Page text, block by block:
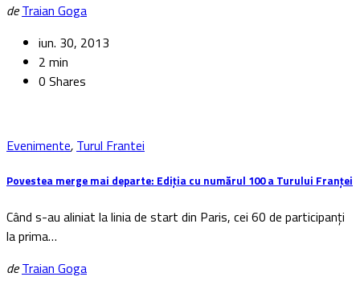
de Traian Goga
iun. 30, 2013
2 min
0 Shares
Evenimente, Turul Frantei
Povestea merge mai departe: Ediția cu numărul 100 a Turului Franței
Când s-au aliniat la linia de start din Paris, cei 60 de participanți
la prima…
de Traian Goga